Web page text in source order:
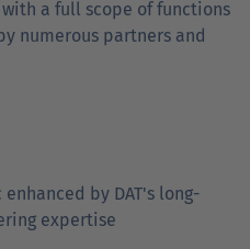
a full scope of functions
numerous partners and
by DAT's long-
expertise